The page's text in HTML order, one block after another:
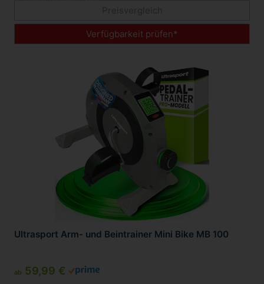
Verfügbarkeit prüfen*
Ultrasport Arm- und Beintrainer Mini Bike MB 100
ab 59,99 €